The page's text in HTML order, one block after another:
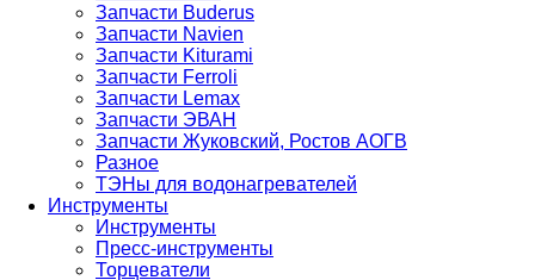
Запчасти Buderus
Запчасти Navien
Запчасти Kiturami
Запчасти Ferroli
Запчасти Lemax
Запчасти ЭВАН
Запчасти Жуковский, Ростов АОГВ
Разное
ТЭНы для водонагревателей
Инструменты
Инструменты
Пресс-инструменты
Торцеватели